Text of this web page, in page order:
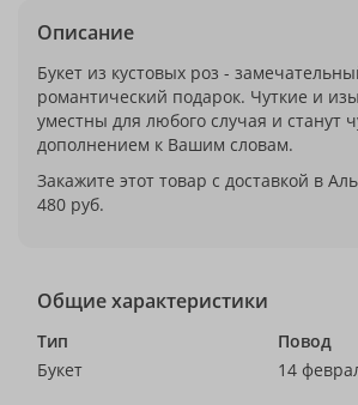
Описание
Букет из кустовых роз -
романтический подарок. Чуткие и
уместны для любого случая и станут
дополнением к Вашим словам.
Закажите этот товар с доставкой в
480 руб.
Общие характеристики
Тип
Букет
Повод
14